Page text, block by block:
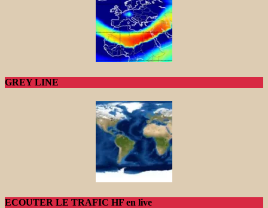
GREY LINE
ECOUTER LE TRAFIC HF en live